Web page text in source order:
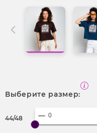
Выберите размер:
44/48